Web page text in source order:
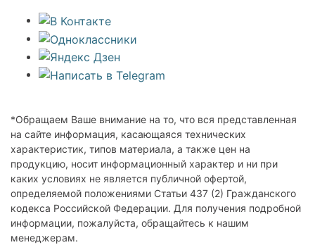
*Обращаем Ваше внимание на то, что вся представленная
на сайте информация, касающаяся технических
характеристик, типов материала, а также цен на
продукцию, носит информационный характер и ни при
каких условиях не является публичной офертой,
определяемой положениями Статьи 437 (2) Гражданского
кодекса Российской Федерации. Для получения подробной
информации, пожалуйста, обращайтесь к нашим
менеджерам.